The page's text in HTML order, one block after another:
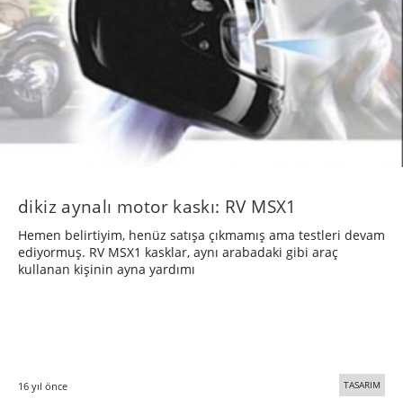
dikiz aynalı motor kaskı: RV MSX1
Hemen belirtiyim, henüz satışa çıkmamış ama testleri devam
ediyormuş. RV MSX1 kasklar, aynı arabadaki gibi araç
kullanan kişinin ayna yardımı
16 yıl önce TASARIM